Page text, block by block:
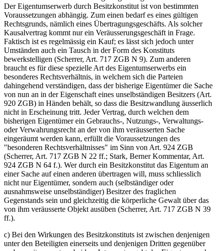
Der Eigentumserwerb durch Besitzkonstitut ist von bestimmten
Voraussetzungen abhängig. Zum einen bedarf es eines gültigen
Rechtsgrunds, nämlich eines Übertragungsgeschäfts. Als solcher
Kausalvertrag kommt nur ein Veräusserungsgeschäft in Frage.
Faktisch ist es regelmässig ein Kauf; es lässt sich jedoch unter
Umständen auch ein Tausch in der Form des Konstituts
bewerkstelligen (Scherrer, Art. 717 ZGB N 9). Zum anderen
braucht es für diese spezielle Art des Eigentumserwerbs ein
besonderes Rechtsverhältnis, in welchem sich die Parteien
dahingehend verständigen, dass der bisherige Eigentümer die Sache
von nun an in der Eigenschaft eines unselbständigen Besitzers (Art.
920 ZGB) in Händen behält, so dass die Besitzwandlung äusserlich
nicht in Erscheinung tritt. Jeder Vertrag, durch welchen dem
bisherigen Eigentümer ein Gebrauchs-, Nutzungs-, Verwaltungs-
oder Verwahrungsrecht an der von ihm veräusserten Sache
eingeräumt werden kann, erfüllt die Voraussetzungen des
"besonderen Rechtsverhältnisses" im Sinn von Art. 924 ZGB
(Scherrer, Art. 717 ZGB N 22 ff.; Stark, Berner Kommentar, Art.
924 ZGB N 64 f.). Wer durch ein Besitzkonstitut das Eigentum an
einer Sache auf einen anderen übertragen will, muss schliesslich
nicht nur Eigentümer, sondern auch (selbständiger oder
ausnahmsweise unselbständiger) Besitzer des fraglichen
Gegenstands sein und gleichzeitig die körperliche Gewalt über das
von ihm veräusserte Objekt ausüben (Scherrer, Art. 717 ZGB N 39
ff.).
c) Bei den Wirkungen des Besitzkonstituts ist zwischen denjenigen
unter den Beteiligten einerseits und denjenigen Dritten gegenüber